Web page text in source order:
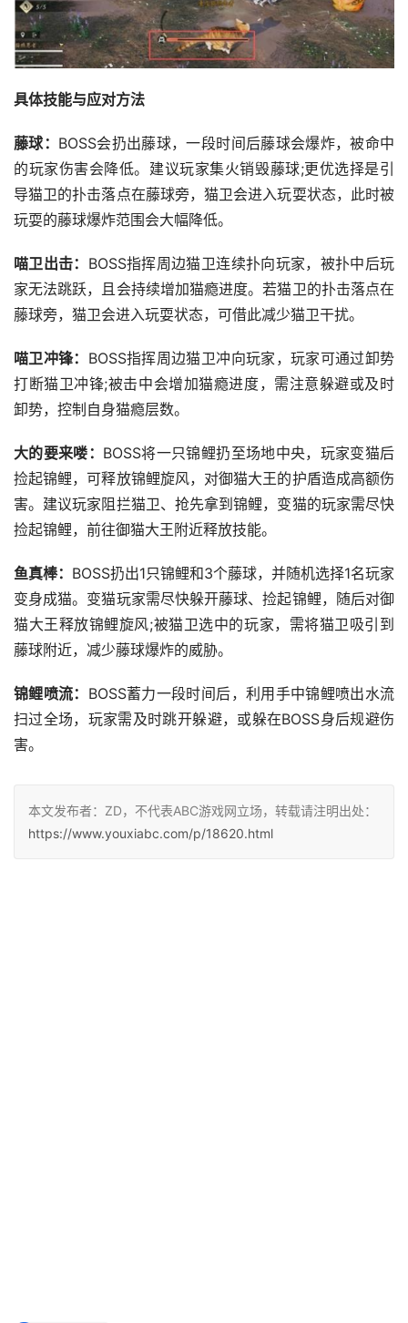
具体技能与应对方法
藤球： BOSS会扔出藤球，一段时间后藤球会爆炸，被命中
的玩家伤害会降低。建议玩家集火销毁藤球;更优选择是引
导猫卫的扑击落点在藤球旁，猫卫会进入玩耍状态，此时被
玩耍的藤球爆炸范围会大幅降低。
喵卫出击： BOSS指挥周边猫卫连续扑向玩家，被扑中后玩
家无法跳跃，且会持续增加猫瘾进度。若猫卫的扑击落点在
藤球旁，猫卫会进入玩耍状态，可借此减少猫卫干扰。
喵卫冲锋： BOSS指挥周边猫卫冲向玩家，玩家可通过卸势
打断猫卫冲锋;被击中会增加猫瘾进度，需注意躲避或及时
卸势，控制自身猫瘾层数。
大的要来喽： BOSS将一只锦鲤扔至场地中央，玩家变猫后
捡起锦鲤，可释放锦鲤旋风，对御猫大王的护盾造成高额伤
害。建议玩家阻拦猫卫、抢先拿到锦鲤，变猫的玩家需尽快
捡起锦鲤，前往御猫大王附近释放技能。
鱼真棒： BOSS扔出1只锦鲤和3个藤球，并随机选择1名玩家
变身成猫。变猫玩家需尽快躲开藤球、捡起锦鲤，随后对御
猫大王释放锦鲤旋风;被猫卫选中的玩家，需将猫卫吸引到
藤球附近，减少藤球爆炸的威胁。
锦鲤喷流： BOSS蓄力一段时间后，利用手中锦鲤喷出水流
扫过全场，玩家需及时跳开躲避，或躲在BOSS身后规避伤
害。
本文发布者：ZD，不代表ABC游戏网立场，转载请注明出处：
https://www.youxiabc.com/p/18620.html